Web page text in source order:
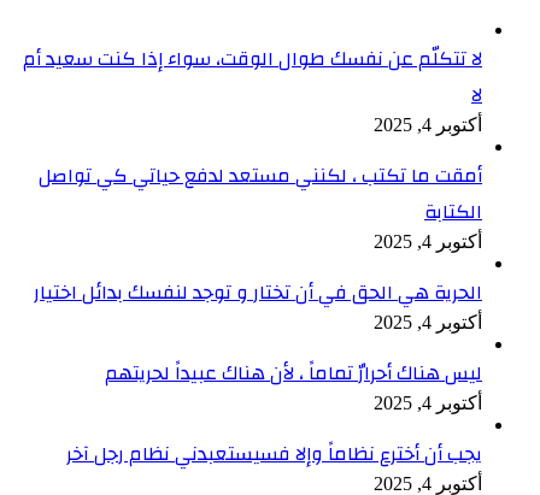
لا تتكلّم عن نفسك طوال الوقت، سواء إذا كنت سعيد أم
لا
أكتوبر 4, 2025
أمقت ما تكتب ، لكنني مستعد لدفع حياتي كي تواصل
الكتابة
أكتوبر 4, 2025
الحرية هي الحق في أن تختار و توجد لنفسك بدائل اختيار
أكتوبر 4, 2025
ليس هناك أحرارٌ تماماً ، لأن هناك عبيداً لحريتهم
أكتوبر 4, 2025
يجب أن أخترع نظاماً وإلا فسيستعبدني نظام رجل آخر
أكتوبر 4, 2025